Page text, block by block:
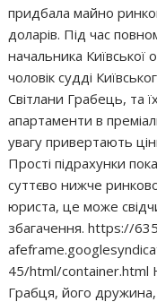
придбала майно
доларів. Під час
начальника Київської
чоловік судді
Світлани Грабець, та
апартаменти в
увагу привертають
Прості підрахунки
суттєво нижче
юриста, це може
збагачення. https://
45/html/container.html
Грабця, його